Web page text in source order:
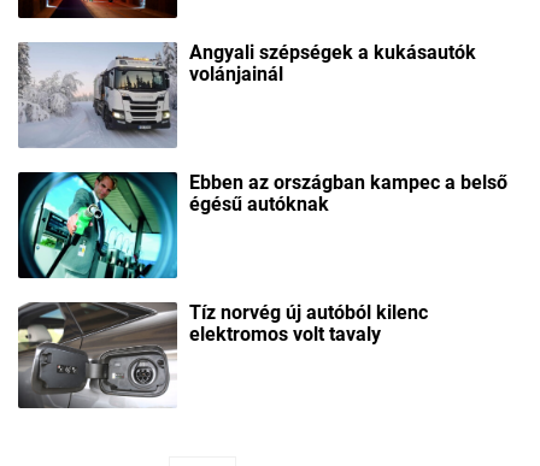
Angyali szépségek a kukásautók
volánjainál
Ebben az országban kampec a belső
égésű autóknak
Tíz norvég új autóból kilenc
elektromos volt tavaly